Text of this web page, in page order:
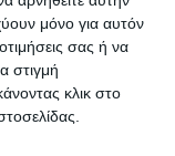
μόνο για αυτόν
σας ή να
στιγμή
κλικ στο